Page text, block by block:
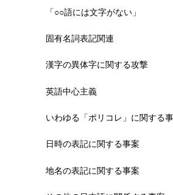
「○○語には文字がない」
固有名詞表記関連
漢字の異体字に関する攻撃
英語中心主義
いわゆる「ポリコレ」に関する
日時の表記に関する事案
地名の表記に関する事案